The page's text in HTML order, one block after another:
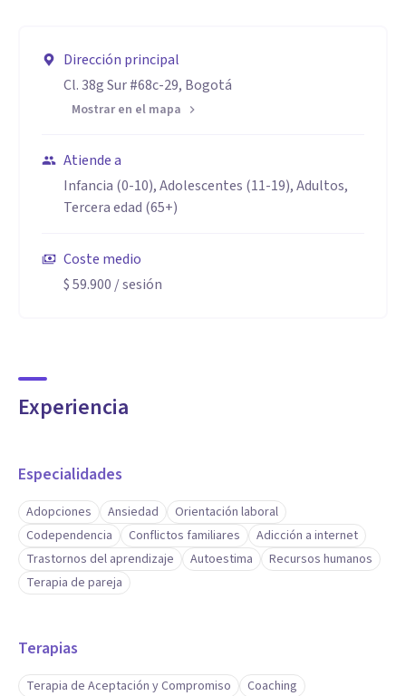
Dirección principal
Cl. 38g Sur #68c-29, Bogotá
Mostrar en el mapa
Atiende a
Infancia (0-10), Adolescentes (11-19), Adultos,
Tercera edad (65+)
Coste medio
$ 59.900 / sesión
Experiencia
Especialidades
Adopciones Ansiedad
Orientación laboral
Codependencia
Conflictos familiares
Adicción a internet
Trastornos del aprendizaje
Autoestima
Recursos humanos
Terapia de pareja
Terapias
Terapia de Aceptación y Compromiso
Coaching